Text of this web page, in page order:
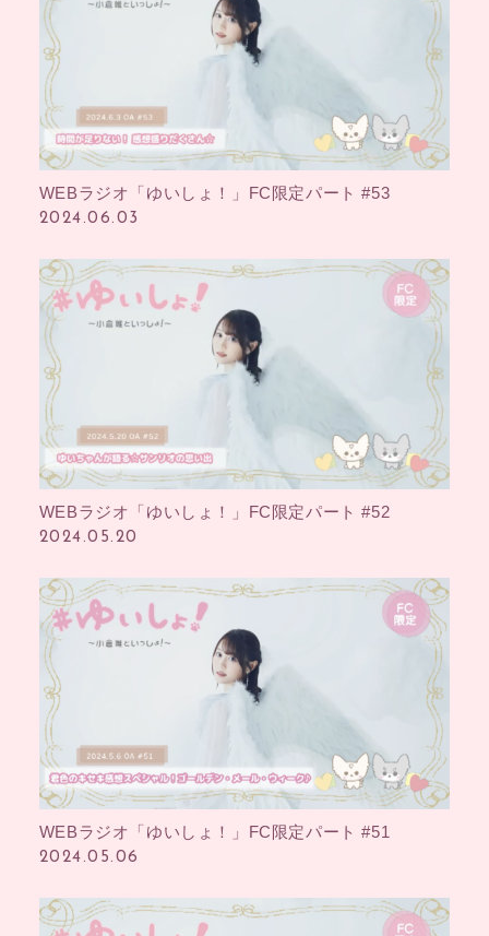
WEBラジオ「ゆいしょ！」FC限定パート #53
2024.06.03
WEBラジオ「ゆいしょ！」FC限定パート #52
2024.05.20
WEBラジオ「ゆいしょ！」FC限定パート #51
2024.05.06